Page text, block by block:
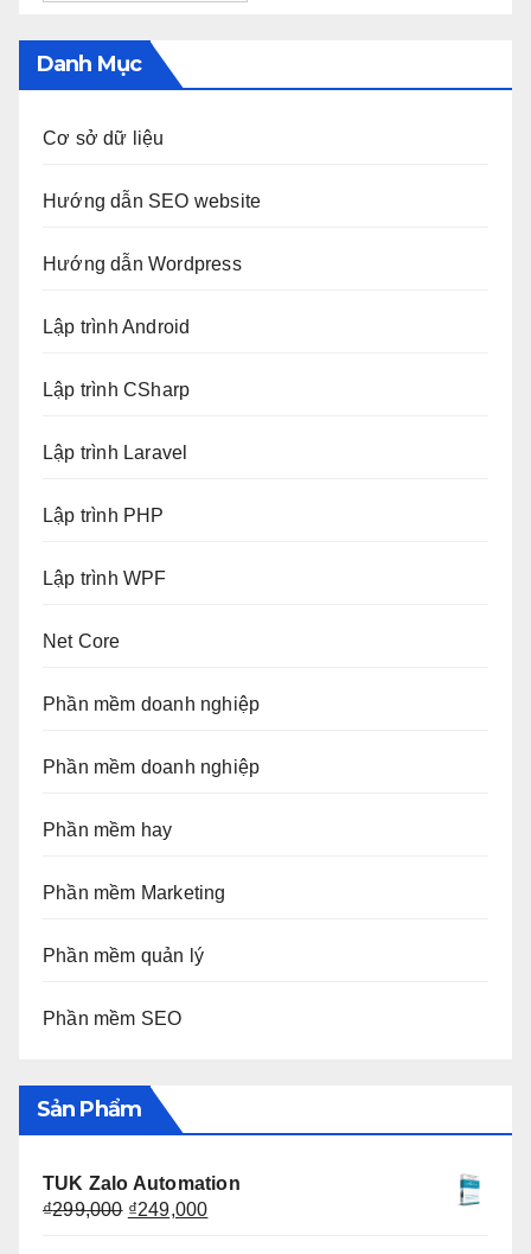
Danh Mục
Cơ sở dữ liệu
Hướng dẫn SEO website
Hướng dẫn Wordpress
Lập trình Android
Lập trình CSharp
Lập trình Laravel
Lập trình PHP
Lập trình WPF
Net Core
Phần mềm doanh nghiệp
Phần mềm doanh nghiệp
Phần mềm hay
Phần mềm Marketing
Phần mềm quản lý
Phần mềm SEO
Sản Phẩm
TUK Zalo Automation
₫299,000 Giá
₫249,000Giá